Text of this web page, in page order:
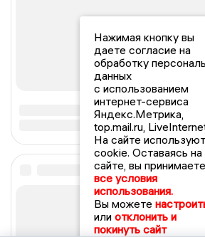
Нажимая кнопку вы
даете согласие на
обработку
данных
с использованием
интернет-сервиса
Яндекс.Метрика,
top.mail.ru,
На сайте
cookie. Оставаясь на
сайте, вы принимаете
все условия
использования.
Вы можете
или отклонить и
покинуть сайт